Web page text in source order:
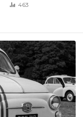
463